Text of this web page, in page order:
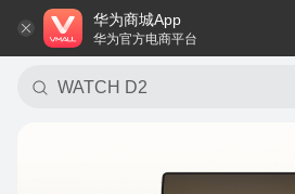
华为商城App
华为官方电商平台
华为 AI 眼镜